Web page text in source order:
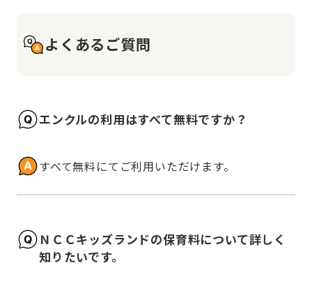
よくあるご質問
エンクルの利用はすべて無料ですか？
すべて無料にてご利用いただけます。
ＮＣＣキッズランドの保育料について詳しく
知りたいです。